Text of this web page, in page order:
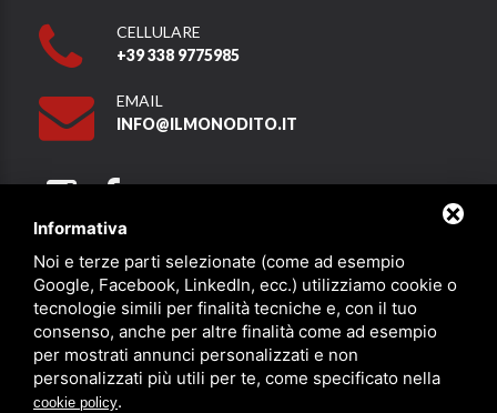
CELLULARE
+39 338 9775985
EMAIL
INFO@ILMONODITO.IT
Partner
Informativa
Noi e terze parti selezionate (come ad esempio
Google, Facebook, LinkedIn, ecc.) utilizziamo cookie o
tecnologie simili per finalità tecniche e, con il tuo
consenso, anche per altre finalità come ad esempio
per mostrati annunci personalizzati e non
personalizzati più utili per te, come specificato nella
cookie policy.